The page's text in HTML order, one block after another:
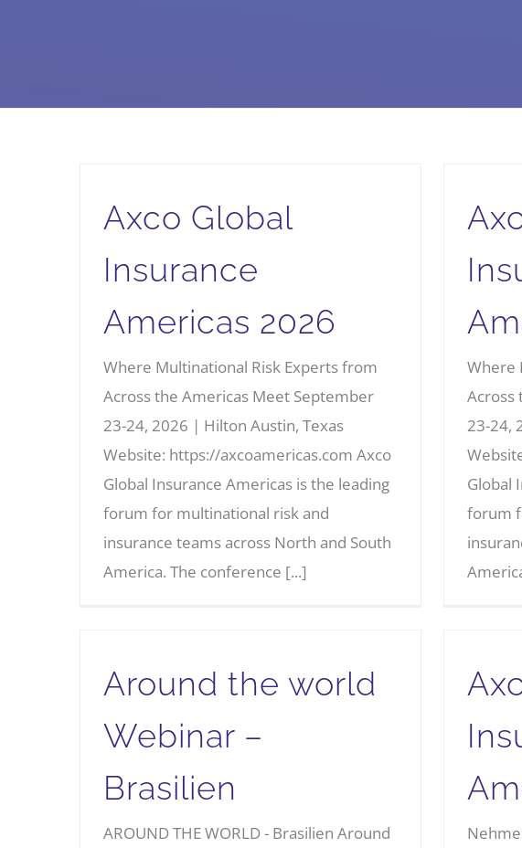
Axco Global
Insurance
Americas 2026
Where Multinational Risk Experts from
Across the Americas Meet September
23-24, 2026 | Hilton Austin, Texas
Website: https://axcoamericas.com Axco
Global Insurance Americas is the leading
forum for multinational risk and
insurance teams across North and South
America. The conference [...]
Where
Across
23-24,
Global
forum
Around the world
Webinar –
Brasilien
AROUND THE WORLD - Brasilien Around